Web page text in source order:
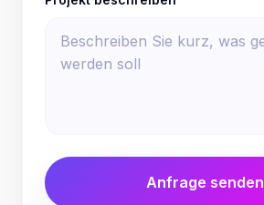
Anfrage senden